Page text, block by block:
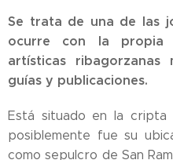
Se trata de una de las
ocurre con la
artísticas ribagorzanas
guías y publicaciones.
Está situado en la cripta
posiblemente fue su
como sepulcro de San